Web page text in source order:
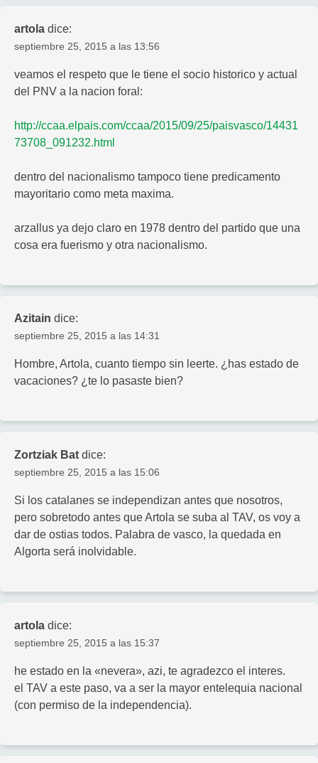
artola dice:
septiembre 25, 2015 a las 13:56
veamos el respeto que le tiene el socio historico y actual
del PNV a la nacion foral:
http://ccaa.elpais.com/ccaa/2015/09/25/paisvasco/14431
73708_091232.html
dentro del nacionalismo tampoco tiene predicamento
mayoritario como meta maxima.
arzallus ya dejo claro en 1978 dentro del partido que una
cosa era fuerismo y otra nacionalismo.
Azitain dice:
septiembre 25, 2015 a las 14:31
Hombre, Artola, cuanto tiempo sin leerte. ¿has estado de
vacaciones? ¿te lo pasaste bien?
Zortziak Bat dice:
septiembre 25, 2015 a las 15:06
Si los catalanes se independizan antes que nosotros,
pero sobretodo antes que Artola se suba al TAV, os voy a
dar de ostias todos. Palabra de vasco, la quedada en
Algorta será inolvidable.
artola dice:
septiembre 25, 2015 a las 15:37
he estado en la «nevera», azi, te agradezco el interes.
el TAV a este paso, va a ser la mayor entelequia nacional
(con permiso de la independencia).